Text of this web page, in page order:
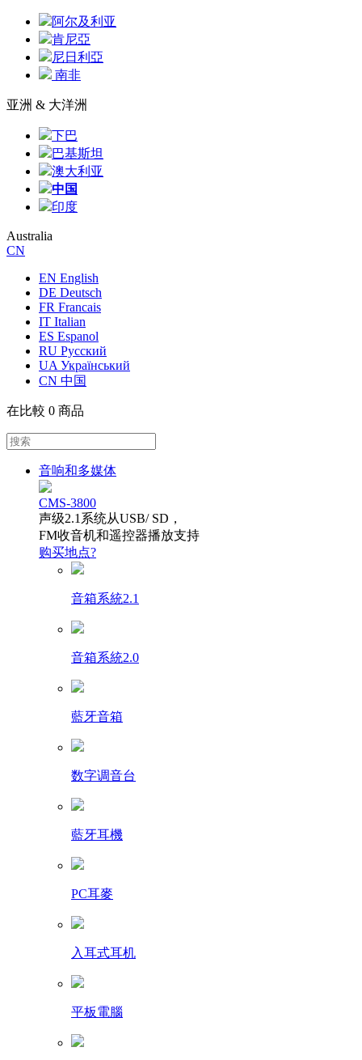
阿尔及利亚
肯尼亞
尼日利亞
南非
亚洲 & 大洋洲
下巴
巴基斯坦
澳大利亚
中国
印度
Australia
CN
EN English
DE Deutsch
FR Francais
IT Italian
ES Espanol
RU Русский
UA Український
CN 中国
在比較 0 商品
音响和多媒体
CMS-3800
声级2.1系统从USB/ SD，
FM收音机和遥控器播放支持
购买地点?
音箱系統2.1
音箱系統2.0
藍牙音箱
数字调音台
藍牙耳機
PC耳麥
入耳式耳机
平板電腦